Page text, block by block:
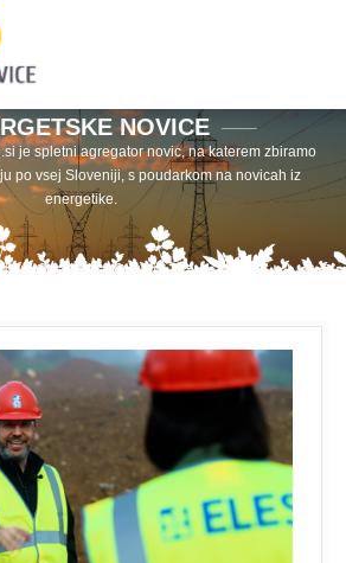
NOVICE
je spletni agregator novic, na katerem zbiramo
po vsej Sloveniji, s poudarkom na novicah iz
energetike.